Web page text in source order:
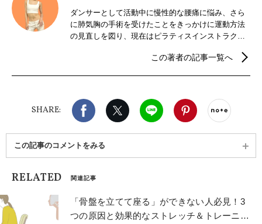
ダンサーとして活動中に慢性的な腰痛に悩み、さら
に肺気胸の手術を受けたことをきっかけに運動方法
の見直しを図り、現在はピラティスインストラクタ
20年後の将来も、好きなことを好きでい続けるため
この著者の記事一覧へ
SHARE:
Facebook X（旧twitter）
LINE Pinterest
この記事のコメントをみる
RELATED 関連記事
「骨盤を立てて座る」ができない人必見！3
つの原因と効果的なストレッチ＆トレーニン